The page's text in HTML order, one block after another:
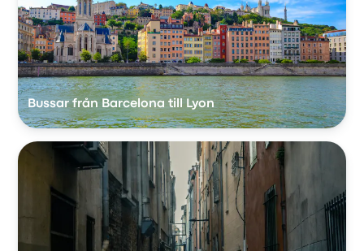
Bussar från Barcelona till Lyon